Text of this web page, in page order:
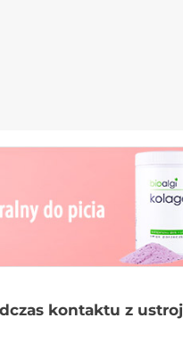
kontaktu z